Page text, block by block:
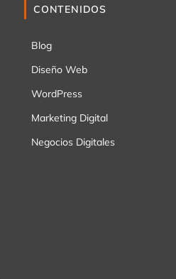
CONTENIDOS
Blog
Diseño Web
WordPress
Marketing Digital
Negocios Digitales